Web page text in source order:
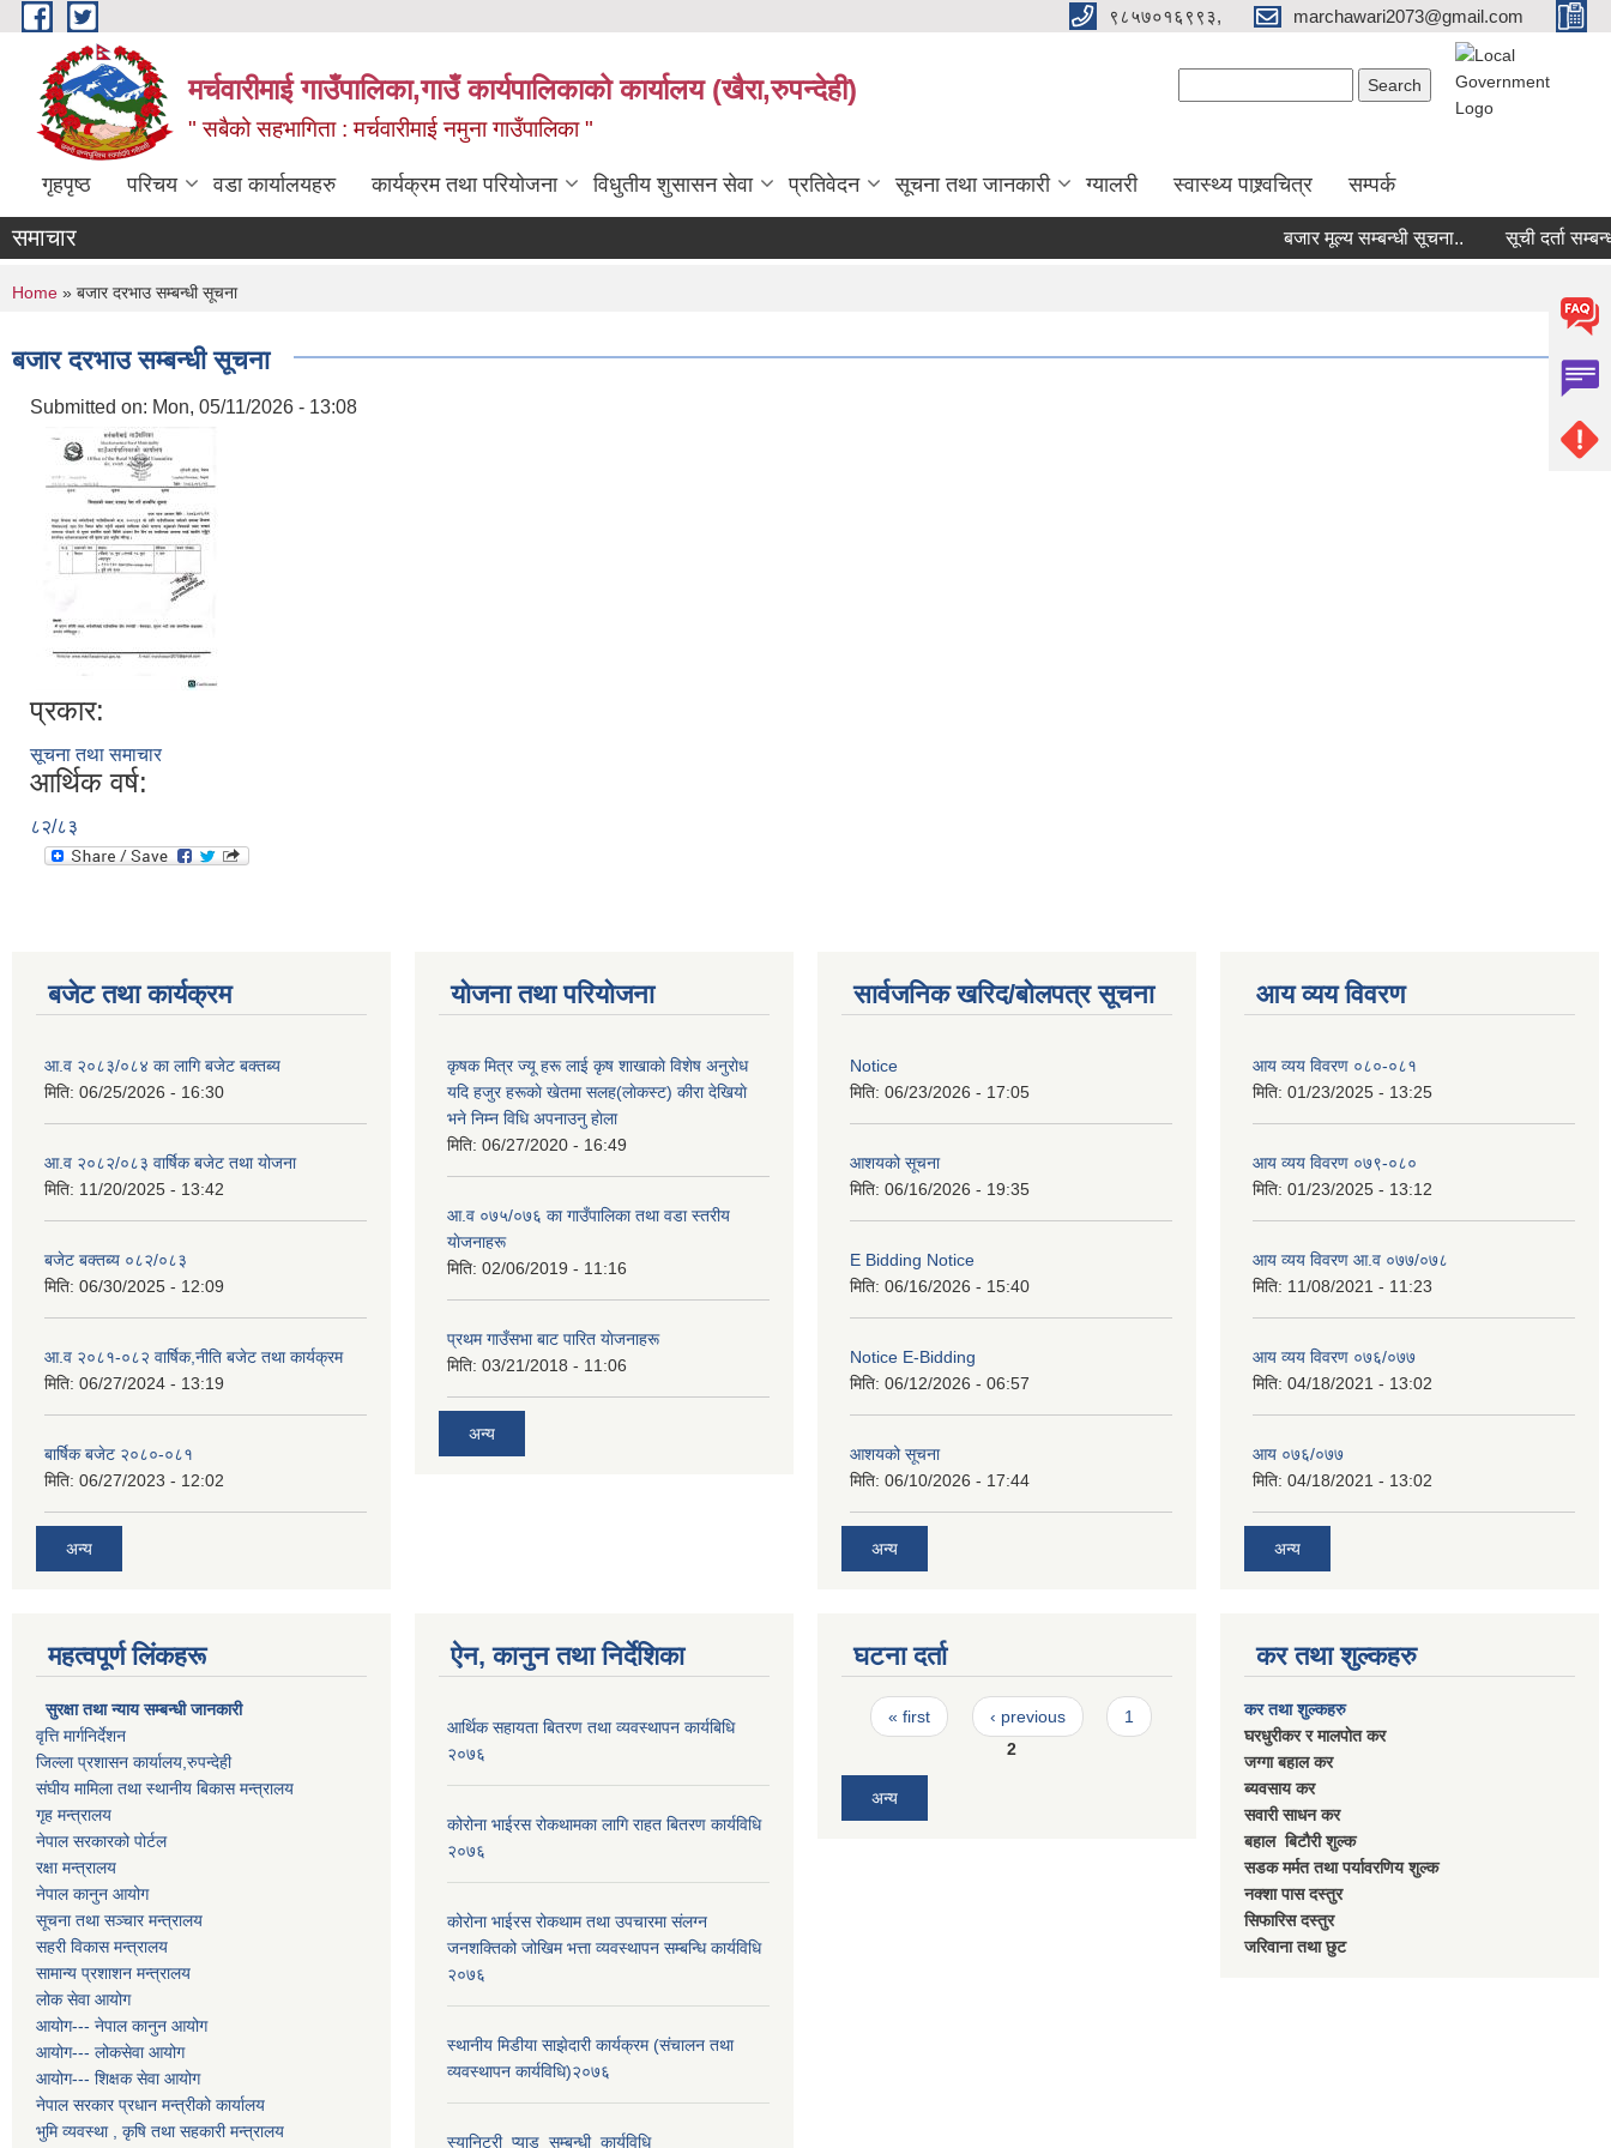
Skip to main content ९८५७०१६९९३, marchawari2073@gmail.com
मर्चवारीमाई गाउँपालिका,गाउँ कार्यपालिकाको कार्यालय (खैरा,रुपन्देही)
" सबैको सहभागिता : मर्चवारीमाई नमुना गाउँपालिका "
गृहपृष्ठ परिचय वडा कार्यालयहरु कार्यक्रम तथा परियोजना विधुतीय शुसासन सेवा प्रतिवेदन सूचना तथा जानकारी ग्यालरी स्वास्थ्य पाश्र्वचित्र सम्पर्क
समाचार बजार मूल्य सम्बन्धी सूचना.. सूची दर्ता सम्बन्धी
You are here
Home » बजार दरभाउ सम्बन्धी सूचना
बजार दरभाउ सम्बन्धी सूचना
Submitted on: Mon, 05/11/2026 - 13:08
प्रकार:
सूचना तथा समाचार
आर्थिक वर्ष:
८२/८३
बजेट तथा कार्यक्रम
आ.व २०८३/०८४ का लागि बजेट बक्तब्य
मिति: 06/25/2026 - 16:30
आ.व २०८२/०८३ वार्षिक बजेट तथा योजना
मिति: 11/20/2025 - 13:42
बजेट बक्तब्य ०८२/०८३
मिति: 06/30/2025 - 12:09
आ.व २०८१-०८२ वार्षिक,नीति बजेट तथा कार्यक्रम
मिति: 06/27/2024 - 13:19
बार्षिक बजेट २०८०-०८१
मिति: 06/27/2023 - 12:02
अन्य
योजना तथा परियोजना
कृषक मित्र ज्यू हरू लाई कृष शाखाकाे विशेष अनुराेध
यदि हजुर हरूकाे खेतमा सलह(लाेकस्ट) कीरा देखियाे
भने निम्न विधि अपनाउनु हाेला
मिति: 06/27/2020 - 16:49
आ‍.व ०७५/०७६ का गाउँपालिका तथा वडा स्तरीय
याेजनाहरू
मिति: 02/06/2019 - 11:16
प्रथम गाउँसभा बाट पारित याेजनाहरू
मिति: 03/21/2018 - 11:06
अन्य
सार्वजनिक खरिद/बोलपत्र सूचना
Notice
मिति: 06/23/2026 - 17:05
आशयको सूचना
मिति: 06/16/2026 - 19:35
E Bidding Notice
मिति: 06/16/2026 - 15:40
Notice E-Bidding
मिति: 06/12/2026 - 06:57
आशयको सूचना
मिति: 06/10/2026 - 17:44
अन्य
आय व्यय विवरण
आय व्यय विवरण ०८०-०८१
मिति: 01/23/2025 - 13:25
आय व्यय विवरण ०७९-०८०
मिति: 01/23/2025 - 13:12
आय व्यय विवरण आ.व ०७७/०७८
मिति: 11/08/2021 - 11:23
आय व्यय विवरण ०७६/०७७
मिति: 04/18/2021 - 13:02
आय ०७६/०७७
मिति: 04/18/2021 - 13:02
अन्य
महत्वपूर्ण लिंकहरू
सुरक्षा तथा न्याय सम्बन्धी जानकारी
वृत्ति मार्गनिर्देशन
जिल्ला प्रशासन कार्यालय,रुपन्देही
संघीय मामिला तथा स्थानीय बिकास मन्त्रालय
गृह मन्त्रालय
नेपाल सरकारको पोर्टल
रक्षा मन्त्रालय
नेपाल कानुन आयोग
सूचना तथा सञ्चार मन्त्रालय
सहरी विकास मन्त्रालय
सामान्य प्रशाशन मन्त्रालय
लोक सेवा आयोग
आयोग--- नेपाल कानुन आयोग
आयोग--- लोकसेवा आयोग
आयोग--- शिक्षक सेवा आयोग
नेपाल सरकार प्रधान मन्त्रीको कार्यालय
भुमि व्यवस्था , कृषि तथा सहकारी मन्त्रालय
ऐन, कानुन तथा निर्देशिका
आर्थिक सहायता बितरण तथा व्यवस्थापन कार्यबिधि
२०७६
कोरोना भाईरस रोकथामका लागि राहत बितरण कार्यविधि
२०७६
कोरोना भाईरस रोकथाम तथा उपचारमा संलग्न
जनशक्तिको जोखिम भत्ता व्यवस्थापन सम्बन्धि कार्यविधि
२०७६
स्थानीय मिडीया साझेदारी कार्यक्रम (संचालन तथा
व्यवस्थापन कार्यविधि)२०७६
स्यानिटरी_प्याड_सम्बन्धी_कार्यविधि
घटना दर्ता
Pages
« first ‹ previous
1
2
अन्य
कर तथा शुल्कहरु
कर तथा शुल्कहरु
घरधुरीकर र मालपाेत कर
जग्गा बहाल कर
ब्यवसाय कर
सवारी साधन कर
बहाल बिटाैरी शुल्क
सडक मर्मत तथा पर्यावरणिय शुल्क
नक्शा पास दस्तुर
सिफारिस दस्तुर
जरिवाना तथा छुट